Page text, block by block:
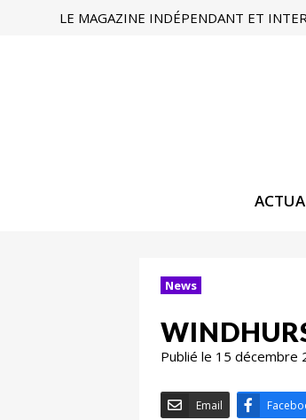
LE MAGAZINE INDÉPENDANT ET
News
Publié le 15 décembre